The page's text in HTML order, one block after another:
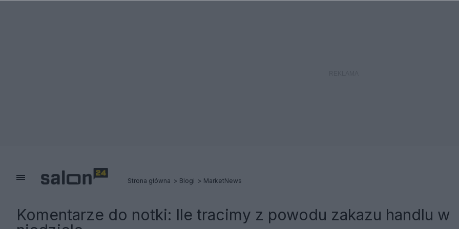
Strona główna Blogi MarketNews
Komentarze do notki: Ile tracimy z powodu zakazu handlu w